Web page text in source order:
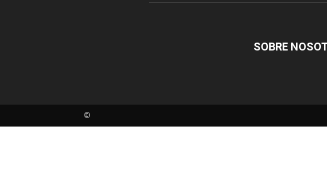
SOBRE
©